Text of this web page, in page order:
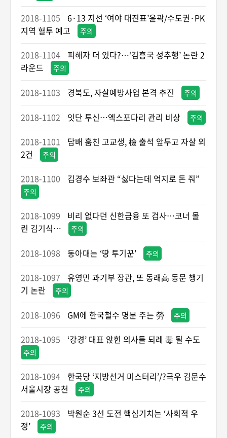
2018-1105
6·13 지선 ‘여야 대진표’윤곽/수도권·PK
지역 혈투 예고
주의
2018-1104
피해자 더 있다?…‘김흥국 성추행’ 논란 2
라운드
주의
2018-1103 경북도, 자살예방사업 본격 추진 주의
2018-1102 잇단 투신…엑스포다리 관리 비상 주의
2018-1101
담배 훔친 고교생, 檢 출석 앞두고 자살 외
2건
주의
2018-1100 김경수 보좌관 “싫다는데 억지로 돈 줘”
주의
2018-1099
비리 없다던 신한금융 또 검사…코너 몰
린 김기식…
주의
2018-1098 동아대는 ‘땅 투기꾼’ 주의
2018-1097
유영민 과기부 장관, 또 동래高 동문 챙기
기 논란
주의
2018-1096 GM에 한국철수 명분 주는 勞 주의
2018-1095 ‘강경’ 대표 앉힌 의사들 되레 毒 될 수도
주의
2018-1094
한국당 ‘지방선거 미스터리’/?극우 김문수
서울시장 공천
주의
2018-1093
박원순 3선 도전 핵심기치는 ‘사회적 우
정’
주의